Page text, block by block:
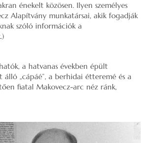
énekelt közösen. Ilyen személyes
Alapítvány munkatársai, akik fogadják
szóló információk a
a hatvanas években épült
„cápáé”, a berhidai étteremé és a
fiatal Makovecz-arc néz ránk,